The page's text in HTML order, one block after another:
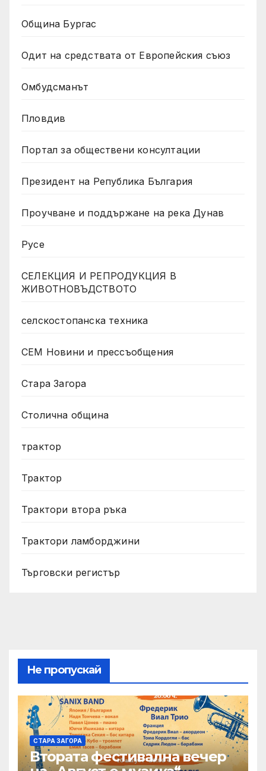
Община Бургас
Одит на средствата от Европейския съюз
Омбудсманът
Пловдив
Портал за обществени консултации
Президент на Република България
Проучване и поддържане на река Дунав
Русе
СЕЛЕКЦИЯ И РЕПРОДУКЦИЯ В
ЖИВОТНОВЪДСТВОТО
селскостопанска техника
СЕМ Новини и прессъобщения
Стара Загора
Столична община
трактор
Трактор
Трактори втора ръка
Трактори ламборджини
Търговски регистър
Не пропускай
СТАРА ЗАГОРА
Втората фестивална вечер